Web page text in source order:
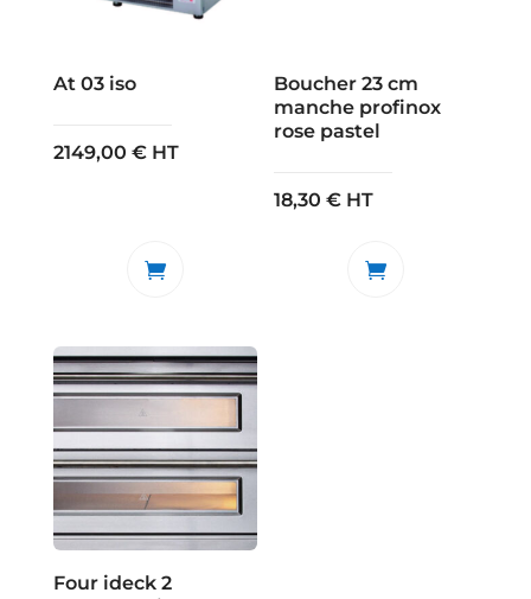
At 03 iso
2149,00 € HT
Boucher 23 cm
manche profinox
rose pastel
18,30€ HT
Four ideck 2